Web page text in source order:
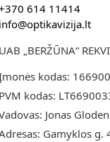
614 11414
info@optikavizija.lt
UAB „BERŽŪNA“
kodas:
PVM kodas:
Jonas
Gamyklos g.